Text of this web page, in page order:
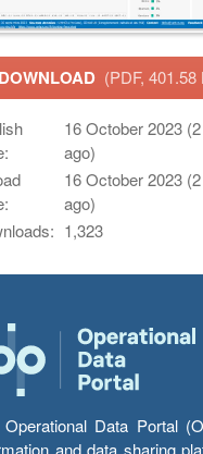
DOWNLOAD (PDF, 401.58
16 October 2023
ago)
16 October 2023
ago)
1,323
Data Portal
and data sharing